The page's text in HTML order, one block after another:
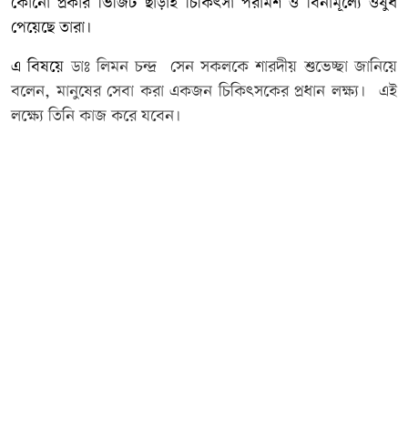
পেয়েছে তারা।
এ বিষয়েডাঃ লিমন চন্দ্র সেন সকলকে শারদীয় শুভেচ্ছা জানিয়ে
বলেন, মানুষের সেবা করা একজন চিকিৎসকের প্রধান লক্ষ্য। এই
লক্ষ্যে তিনি কাজ করে যবেন।